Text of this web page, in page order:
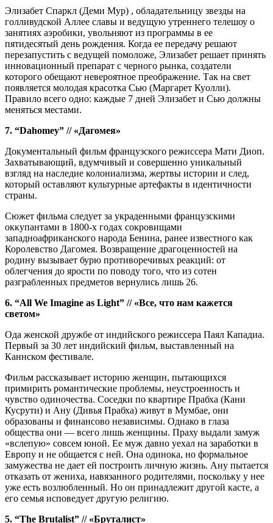
Элизабет Спаркл (Деми Мур) , обладательницу звезды на
голливудской Аллее славы и ведущую утреннего телешоу о
занятиях аэробики, увольняют из программы в ее
пятидесятый день рождения. Когда ее передачу решают
перезапустить с ведущей помоложе, Элизабет решает принять
инновационный препарат с черного рынка, создатели
которого обещают невероятное преображение. Так на свет
появляется молодая красотка Сью (Маргарет Куолли).
Правило всего одно: каждые 7 дней Элизабет и Сью должны
меняться местами.
7. “Dahomey” // «Дагомея»
Документальный фильм французского режиссера Мати Диоп.
Захватывающий, вдумчивый и совершенно уникальный
взгляд на наследие колониализма, жертвы истории и след,
который оставляют культурные артефакты в идентичности
страны.
Сюжет фильма следует за украденными французскими
оккупантами в 1800-х годах сокровищами
западноафриканского народа Бенина, ранее известного как
Королевство Дагомея. Возвращение драгоценностей на
родину вызывает бурю противоречивых реакций: от
облегчения до ярости по поводу того, что из сотен
разграбленных предметов вернулись лишь 26.
6. “All We Imagine as Light” // «Все, что нам кажется
светом»
Ода женской дружбе от индийского режиссера Паял Кападиа.
Первый за 30 лет индийский фильм, выставленный на
Каннском фестивале.
Фильм рассказывает историю женщин, пытающихся
примирить романтические проблемы, неустроенность и
чувство одиночества. Соседки по квартире Прабха (Кани
Кусрути) и Ану (Дивья Прабха) живут в Мумбае, они
образованы и финансово независимы. Однако в глаза
общества они — всего лишь женщины. Праху выдали замуж
«вслепую» совсем юной. Ее муж давно уехал на заработки в
Европу и не общается с ней. Она одинока, но формальное
замужества не дает ей построить личную жизнь. Ану пытается
отказать от жениха, навязанного родителями, поскольку у нее
уже есть возлюбленный. Но он принадлежит другой касте, а
его семья исповедует другую религию.
5. “The Brutalist” // «Бруталист»